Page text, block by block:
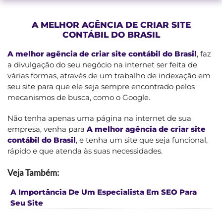
A MELHOR AGÊNCIA DE CRIAR SITE
CONTÁBIL DO BRASIL
A melhor agência de criar site contábil do Brasil, faz
a divulgação do seu negócio na internet ser feita de
várias formas, através de um trabalho de indexação em
seu site para que ele seja sempre encontrado pelos
mecanismos de busca, como o Google.
Não tenha apenas uma página na internet de sua
empresa, venha para A melhor agência de criar site
contábil do Brasil, e tenha um site que seja funcional,
rápido e que atenda às suas necessidades.
Veja Também:
A Importância De Um Especialista Em SEO Para
Seu Site